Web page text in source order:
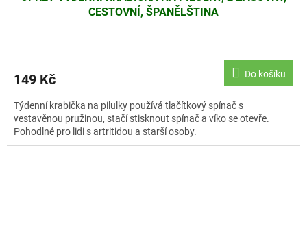
CESTOVNÍ, ŠPANĚLŠTINA
149 Kč Do košíku
Týdenní krabička na pilulky používá tlačítkový spínač s
vestavěnou pružinou, stačí stisknout spínač a víko se otevře.
Pohodlné pro lidi s artritidou a starší osoby.